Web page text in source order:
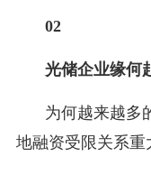
02
光储企业缘何
为何越来越多
地融资受限关系重